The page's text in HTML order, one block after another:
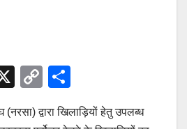
X
C
p
ar
(नरसा) द्वारा खिलाड़ियों हेतु उपलब्ध